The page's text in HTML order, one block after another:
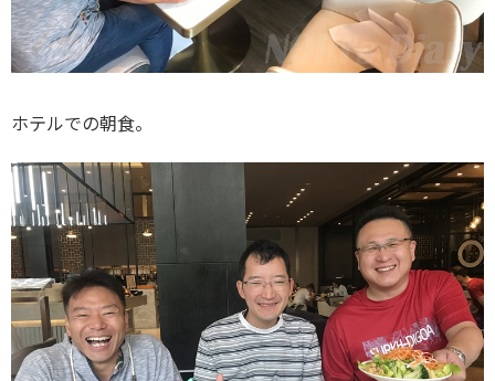
ホテルでの朝食。